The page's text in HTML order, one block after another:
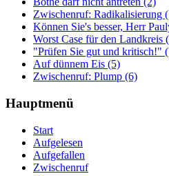
Zwischenruf: Radikalisierung
Können Sie's besser, Herr
Worst Case für den Landkreis
"Prüfen Sie gut und kritisch!"
Auf dünnem Eis (5)
Zwischenruf: Plump (6)
Hauptmenü
Start
Aufgelesen
Aufgefallen
Zwischenruf